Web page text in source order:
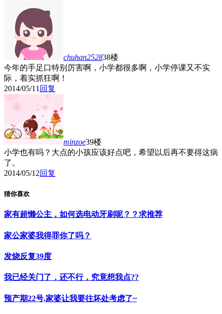
chuhan252838楼
今年的手足口特别厉害啊，小学都很多啊，小学停课又不实
际，着实抓狂啊！
2014/05/11 回复
minzoe39楼
小学也有吗？大点的小孩应该好点吧，希望以后再不要得这病
了。
2014/05/12回复
猜你喜欢
家有超懒公主，如何选电动牙刷呢？？求推荐
家公家婆我得罪你了吗？
发烧反复39度
我已经关门了，还不行，究竟想我点??
预产期22号,家婆让我要往坏处考虑了~